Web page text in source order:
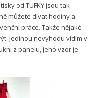
od TUFKY jsou tak
můžete dívat hodiny a
práce. Takže nějaké
Jedinou nevýhodu vidím v
z panelu, jeho vzor je